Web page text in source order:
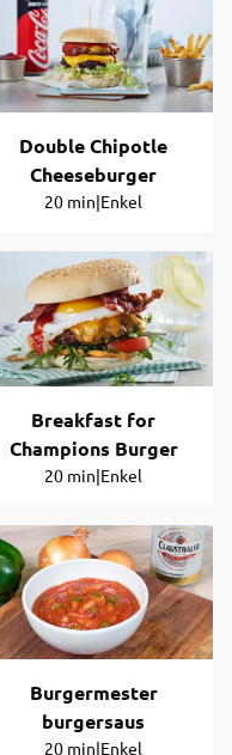
Double Chipotle
Cheeseburger
20 min|Enkel
Breakfast for
Champions Burger
20 min|Enkel
Burgermester
burgersaus
20 min|Enkel